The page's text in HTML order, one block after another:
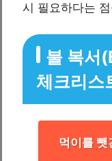
시 필요하다는
불 복서
체크리스
먹이를 뺏